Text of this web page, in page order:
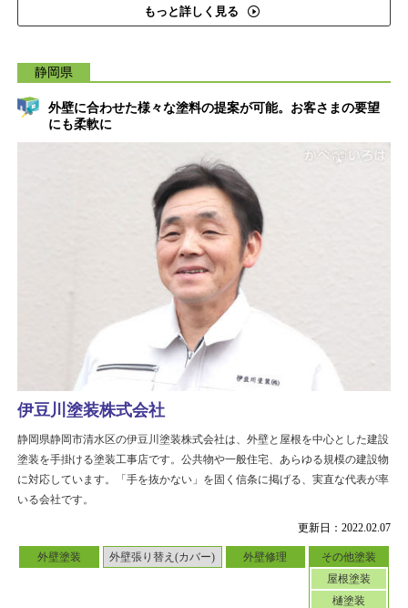
もっと詳しく見る
静岡県
外壁に合わせた様々な塗料の提案が可能。お客さまの要望
にも柔軟に
更新日：2022.02.07
外壁塗装 外壁張り替え(カバー) 外壁修理
その他塗装
屋根塗装
樋塗装
伊豆川塗装株式会社
静岡県静岡市清水区の伊豆川塗装株式会社は、外壁と屋根を中心とした建設
塗装を手掛ける塗装工事店です。公共物や一般住宅、あらゆる規模の建設物
に対応しています。「手を抜かない」を固く信条に掲げる、実直な代表が率
いる会社です。